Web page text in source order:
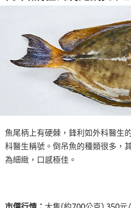
魚尾柄上有硬棘，鋒利如外科醫生
科醫生稱號。倒吊魚的種類很多，
為細緻，口感極佳。